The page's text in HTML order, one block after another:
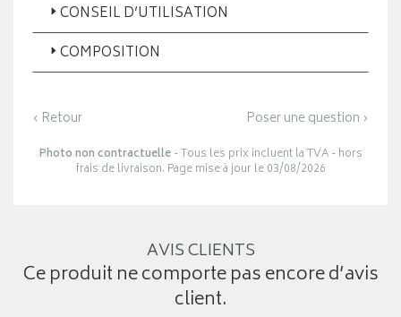
CONSEIL D’UTILISATION
COMPOSITION
‹ Retour Poser une question ›
Photo non contractuelle- Tous les prix incluent la TVA - hors
frais de livraison. Page mise à jour le 03/08/2026
AVIS CLIENTS
Ce produit ne comporte pas encore d’avis
client.